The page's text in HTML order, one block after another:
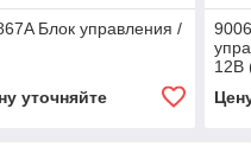
Блок управления /
уточняйте
12В